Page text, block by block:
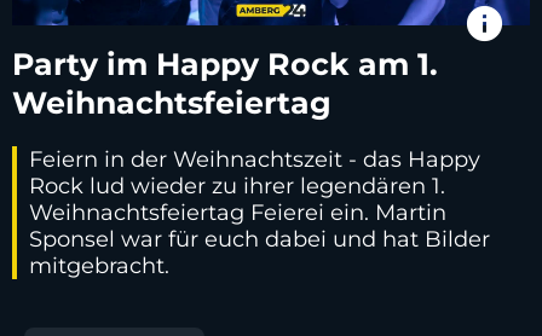
info
Party im Happy Rock am 1.
Weihnachtsfeiertag
Feiern in der Weihnachtszeit - das Happy
Rock lud wieder zu ihrer legendären 1.
Weihnachtsfeiertag Feierei ein. Martin
Sponsel war für euch dabei und hat Bilder
mitgebracht.